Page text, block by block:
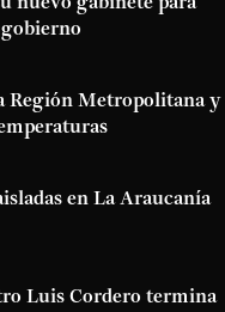
Región Metropolitana y
en La Araucanía
Luis Cordero termina